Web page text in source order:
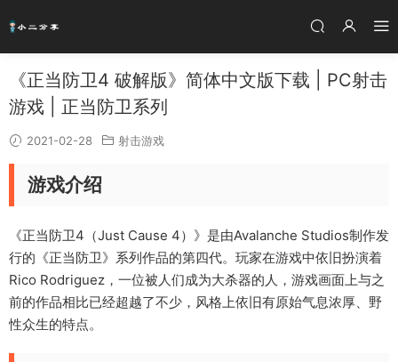
《正当防卫4 破解版》简体中文版下载 | PC射击
游戏 | 正当防卫系列
2021-02-28 射击游戏
游戏介绍
《正当防卫4（Just Cause 4）》是由Avalanche Studios制作发
行的《正当防卫》系列作品的第四代。玩家在游戏中依旧扮演着
Rico Rodriguez，一位被人们成为大杀器的人，游戏画面上与之
前的作品相比已经超越了不少，风格上依旧有原始气息浓厚、野
性众生的特点。